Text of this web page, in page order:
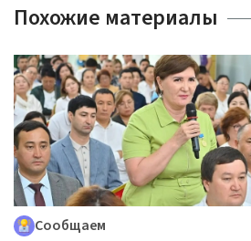
Похожие материалы
Сообщаем